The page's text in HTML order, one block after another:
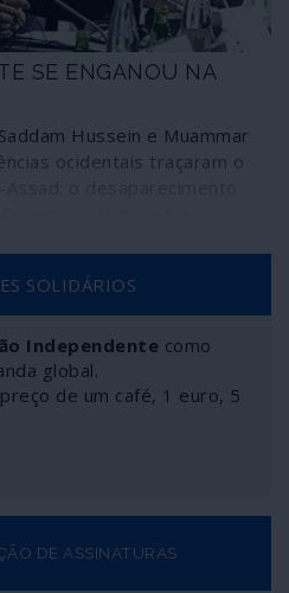
SE ENGANOU NA
Hussein e Muammar
ocidentais traçaram o
al-Assad emergiu como
ao lado uma grande
vez o Ocidente tomou os
a narrativa dos
e saiu humilhado. Só que
uma crise de refugiados
em ruínas.
SOLIDÁRIOS
Independente como
global.
de um café, 1 euro, 5
DE ASSINATURAS